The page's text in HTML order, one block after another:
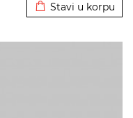
Stavi u korpu